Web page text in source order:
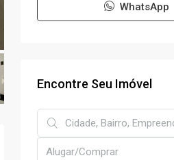
WhatsApp
Encontre Seu Imóvel
Alugar/Comprar